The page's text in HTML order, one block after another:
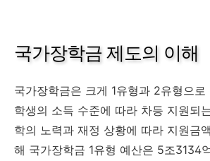
국가장학금 제도의 이해
국가장학금은 크게 1유형과 2유형으로
학생의 소득 수준에 따라 차등 지원되
학의 노력과 재정 상황에 따라 지원금
해 국가장학금 1유형 예산은 5조3134